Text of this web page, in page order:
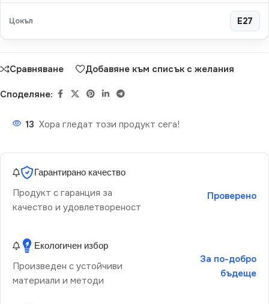
Цокъл E27
Сравняване Добавяне към списък с желания
Споделяне:
13 Хора гледат този продукт сега!
Гарантирано качество
Продукт с гаранция за
качество и удовлетвореност
Проверено
Екологичен избор
Произведен с устойчиви
материали и методи
За по-добро
бъдеще